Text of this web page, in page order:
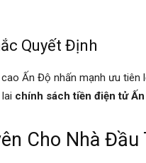
Quyết Định
Ấn Độ nhấn mạnh ưu tiên
chính sách tiền điện tử
Cho Nhà Đầu